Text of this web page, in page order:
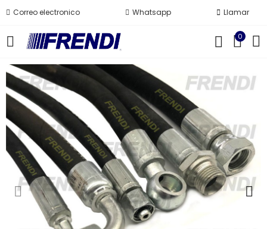
Correo electronico Whatsapp Llamar
0